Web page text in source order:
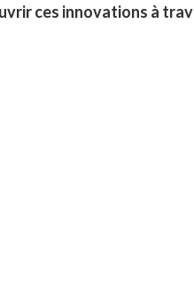
ces innovations à